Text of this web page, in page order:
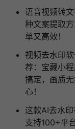
语音视频转
种文案提取
单又高效！
视频去水印
荐：宝藏小
搞定，画质
心！
这款AI去水印
支持100+平